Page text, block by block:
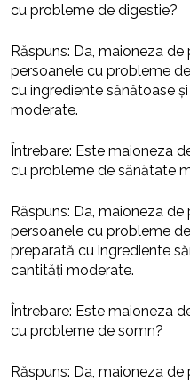
cu probleme de digestie?
Răspuns: Da, maioneza
persoanele cu probleme
cu ingrediente sănătoase
moderate.
Întrebare: Este maioneza
cu probleme de sănătate
Răspuns: Da, maioneza
persoanele cu probleme
preparată cu ingrediente
cantități moderate.
Întrebare: Este maioneza
cu probleme de somn?
Răspuns: Da, maioneza